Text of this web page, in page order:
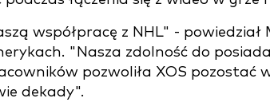
współpracę z NHL" -
"Nasza zdolność do
pozwoliła XOS pozostać
dekady".